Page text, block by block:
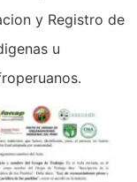
y Registro de
u